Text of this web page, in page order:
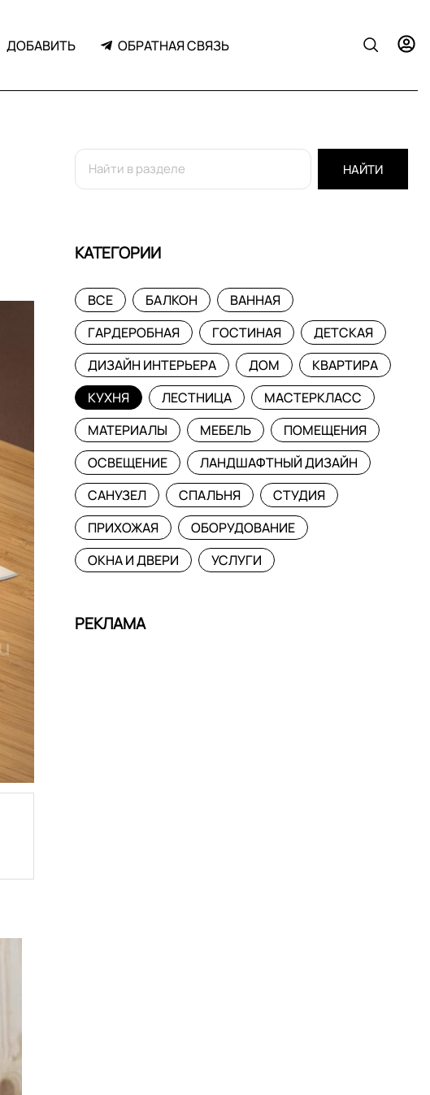
ДОБАВИТЬ ОБРАТНАЯ СВЯЗЬ
НАЙТИ
КАТЕГОРИИ
ВСЕ БАЛКОН
ВАННАЯ
ГАРДЕРОБНАЯ
ГОСТИНАЯ
ДЕТСКАЯ
ДИЗАЙН ИНТЕРЬЕРА
ДОМ
КВАРТИРА
КУХНЯ
ЛЕСТНИЦА
МАСТЕРКЛАСС
МАТЕРИАЛЫ
МЕБЕЛЬ
ПОМЕЩЕНИЯ
ОСВЕЩЕНИЕ
ЛАНДШАФТНЫЙ ДИЗАЙН
САНУЗЕЛ
СПАЛЬНЯ
СТУДИЯ
ПРИХОЖАЯ
ОБОРУДОВАНИЕ
ОКНА И ДВЕРИ
УСЛУГИ
РЕКЛАМА